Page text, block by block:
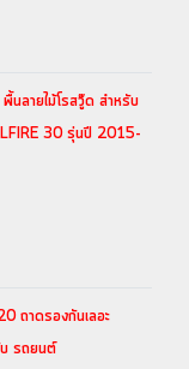
ลายไม้โรสวู๊ด สำหรับ
30 รุ่นปี 2015-
ถาดรองกันเลอะ
รถยนต์